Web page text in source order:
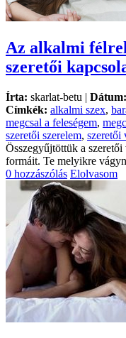
Az alkalmi
szeretői
Írta: skarlat-betu | Dátum:
Címkék: alkalmi szex,
megcsal a feleségem,
szeretői szerelem, szeretői
Összegyűjtöttük a
formáit. Te melyikre
0 hozzászólás Elolvasom